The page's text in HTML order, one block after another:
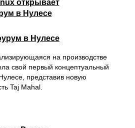
в Нулесе
на производстве
свой первый концептуальный
представив новую
Taj Mahal.